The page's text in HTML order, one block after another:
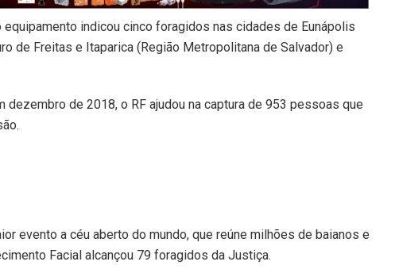
equipamento indicou cinco foragidos nas cidades de Eunápolis
de Freitas e Itaparica (Região Metropolitana de Salvador) e
dezembro de 2018, o RF ajudou na captura de 953 pessoas que
evento a céu aberto do mundo, que reúne milhões de baianos e
Facial alcançou 79 foragidos da Justiça.